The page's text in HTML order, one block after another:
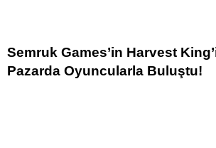
Semruk Games’in Harvest
Pazarda Oyuncularla Buluştu!